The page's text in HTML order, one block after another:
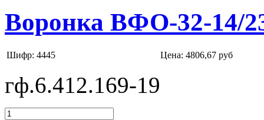
Воронка ВФО-32-14/
Шифр: 4445 Цена: 4806,67 руб
гф.6.412.169-19